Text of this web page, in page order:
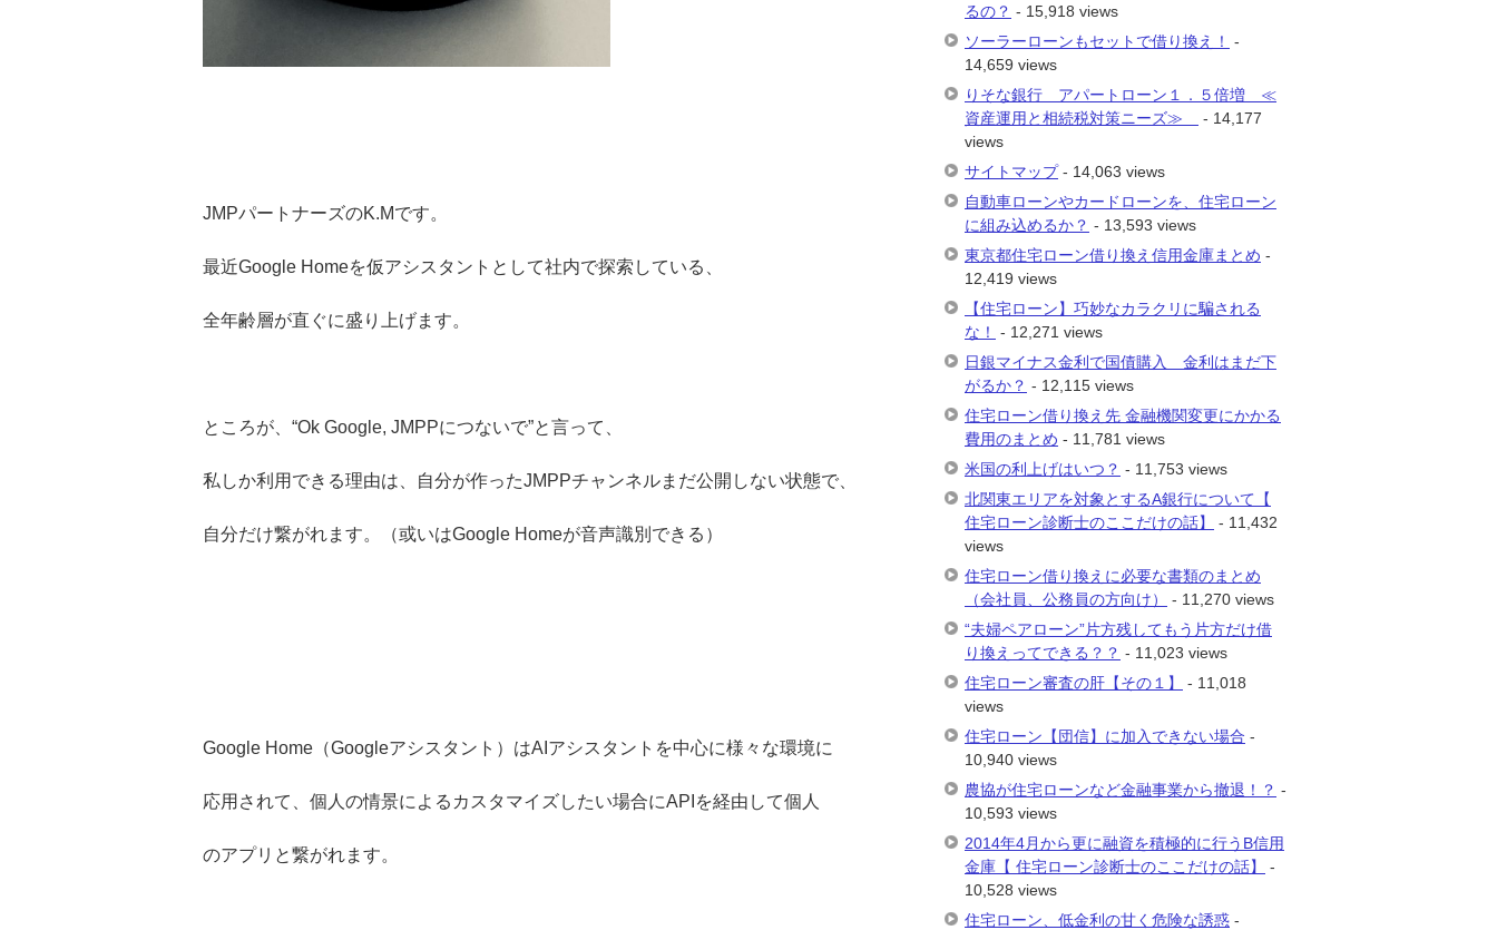
JMPパートナーズのK.Mです。
最近Google Homeを仮アシスタントとして社内で探索している、
全年齢層が直ぐに盛り上げます。
ところが、“Ok Google, JMPPにつないで”と言って、
私しか利用できる理由は、自分が作ったJMPPチャンネルまだ公開しない状態で、
自分だけ繋がれます。（或いはGoogle Homeが音声識別できる）
Google Home（Googleアシスタント）はAIアシスタントを中心に様々な環境に
応用されて、個人の情景によるカスタマイズしたい場合にAPIを経由して個人
のアプリと繋がれます。
るの？ - 15,918 views
ソーラーローンもセットで借り換え！
-
14,659 views
りそな銀行 アパートローン１．５倍増 ≪
資産運用と相続税対策ニーズ≫
- 14,177
views
サイトマップ- 14,063 views
自動車ローンやカードローンを、住宅ローン
に組み込めるか？ - 13,593 views
東京都住宅ローン借り換え信用金庫まとめ -
12,419 views
【住宅ローン】巧妙なカラクリに騙される
な！
- 12,271 views
日銀マイナス金利で国債購入 金利はまだ下
がるか？ - 12,115 views
住宅ローン借り換え先 金融機関変更にかかる
費用のまとめ - 11,781 views
米国の利上げはいつ？ - 11,753 views
北関東エリアを対象とするA銀行について【
住宅ローン診断士のここだけの話】
- 11,432
views
住宅ローン借り換えに必要な書類のまとめ
（会社員、公務員の方向け）
- 11,270 views
“夫婦ペアローン”片方残してもう片方だけ借
り換えってできる？？ - 11,023 views
住宅ローン審査の肝【その１】
- 11,018
views
住宅ローン【団信】に加入できない場合 -
10,940 views
農協が住宅ローンなど金融事業から撤退！？ -
10,593 views
2014年4月から更に融資を積極的に行うB信用
金庫【 住宅ローン診断士のここだけの話】
-
10,528 views
住宅ローン、低金利の甘く危険な誘惑 -